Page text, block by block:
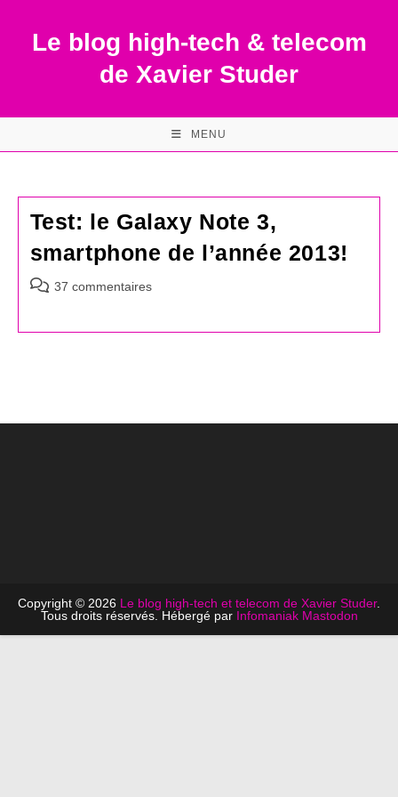
contentLe blog high-tech & telecom
de Xavier Studer
MENU
Test: le Galaxy Note 3,
smartphone de l’année 2013!
Commentaires
37 commentaires
Copyright © 2026 Le blog high-tech et telecom de Xavier Studer.
Tous droits réservés. Hébergé par Infomaniak Mastodon